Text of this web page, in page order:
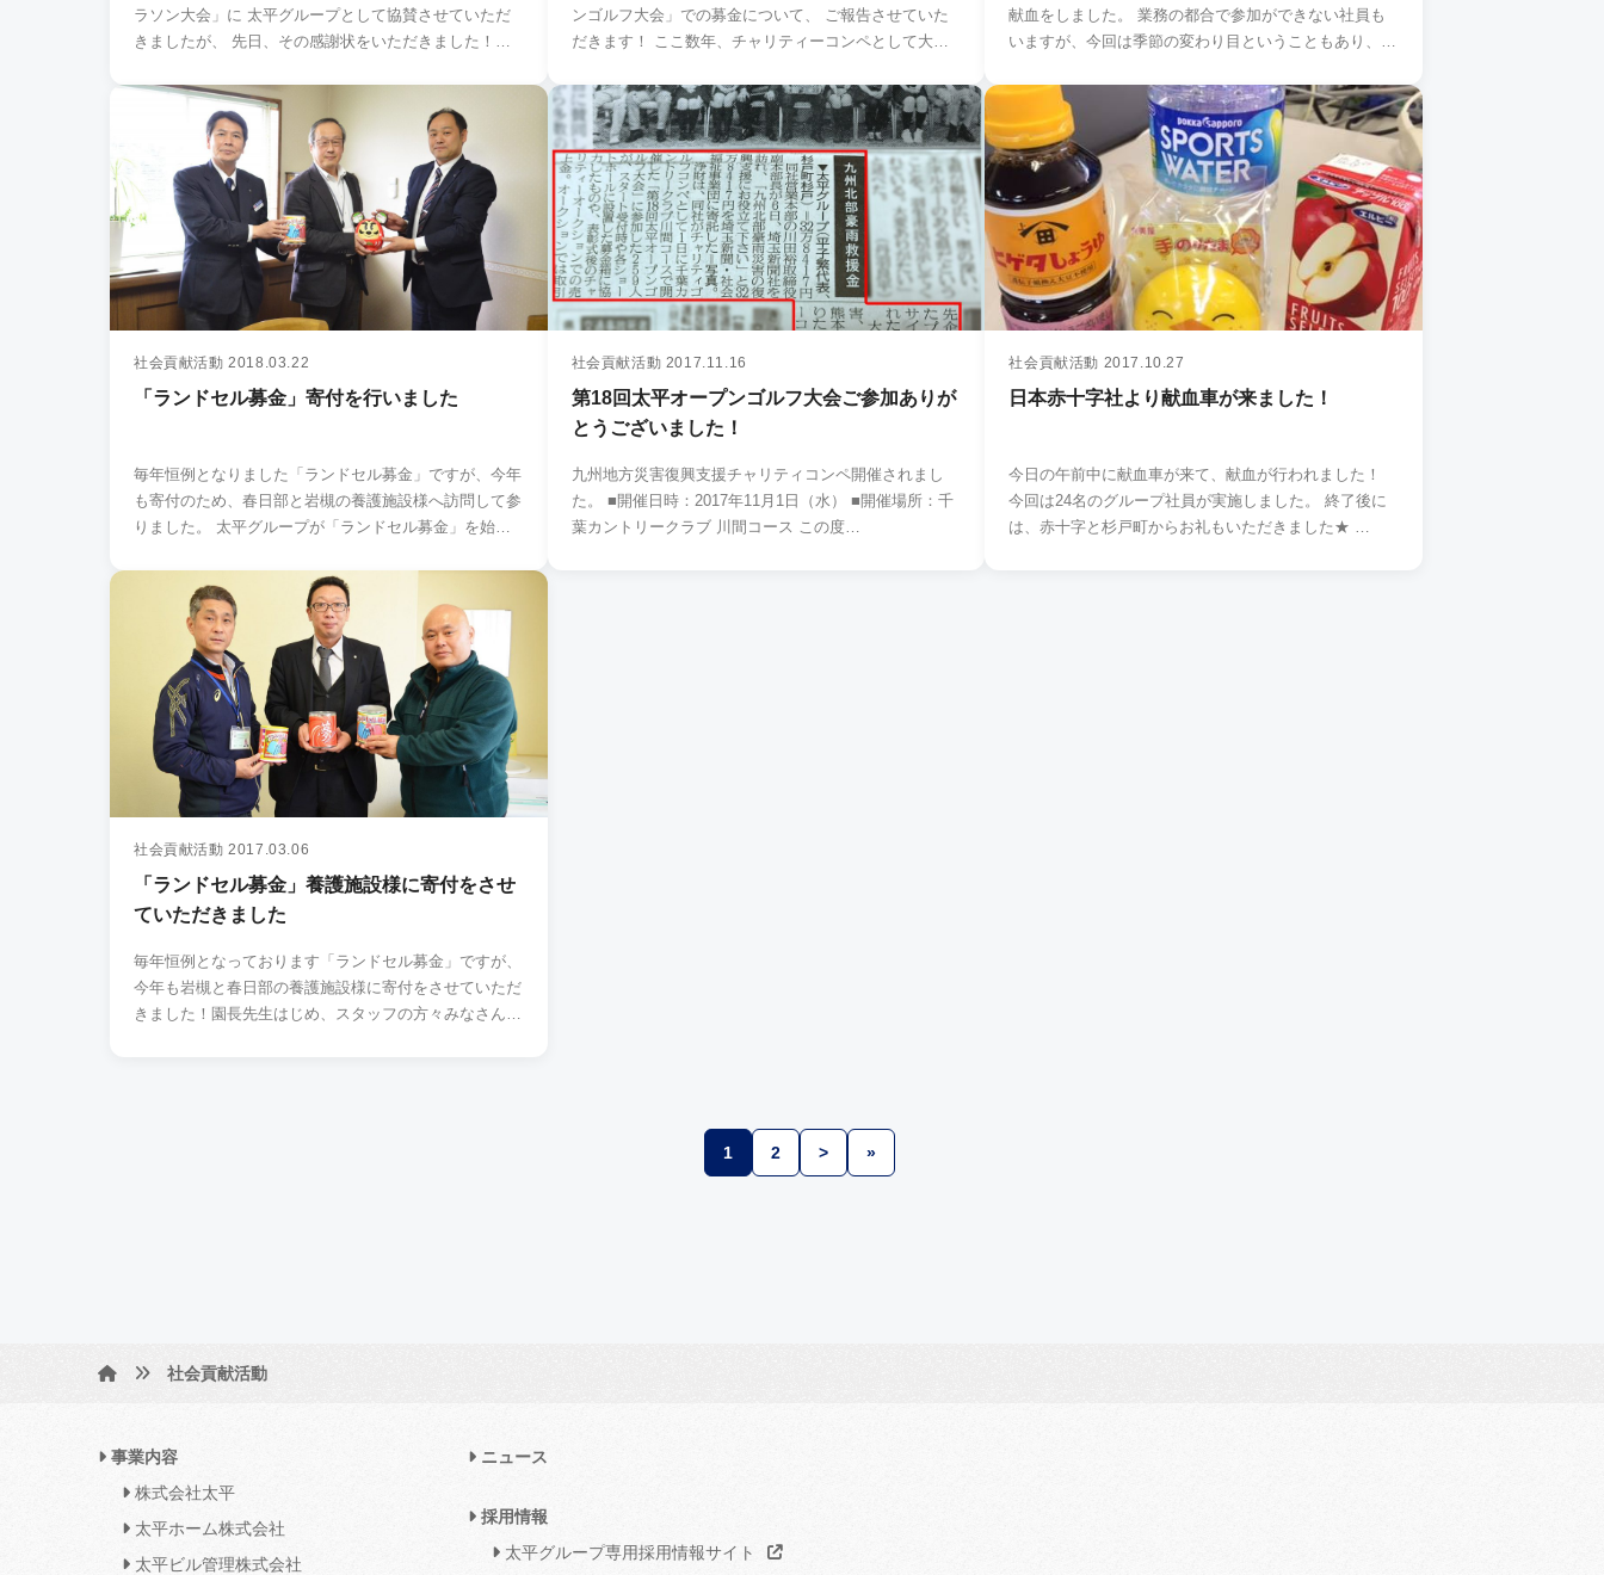
ラソン大会」に 太平グループとして協賛させていただ
きましたが、 先日、その感謝状をいただきました！…
ンゴルフ大会」での募金について、 ご報告させていた
だきます！ ここ数年、チャリティーコンペとして大…
献血をしました。 業務の都合で参加ができない社員も
いますが、今回は季節の変わり目ということもあり、
社会貢献活動 2018.03.22
「ランドセル募金」寄付を行いました
毎年恒例となりました「ランドセル募金」ですが、今年
も寄付のため、春日部と岩槻の養護施設様へ訪問して参
りました。 太平グループが「ランドセル募金」を始め
社会貢献活動 2017.11.16
第18回太平オープンゴルフ大会ご参加ありが
とうございました！
九州地方災害復興支援チャリティコンペ開催されまし
た。 ■開催日時：2017年11月1日（水） ■開催場所：千
葉カントリークラブ 川間コース この度…
社会貢献活動 2017.10.27
日本赤十字社より献血車が来ました！
今日の午前中に献血車が来て、献血が行われました！
今回は24名のグループ社員が実施しました。 終了後に
は、赤十字と杉戸町からお礼もいただきました★ …
社会貢献活動 2017.03.06
「ランドセル募金」養護施設様に寄付をさせ
ていただきました
毎年恒例となっております「ランドセル募金」ですが、
今年も岩槻と春日部の養護施設様に寄付をさせていただ
きました！園長先生はじめ、スタッフの方々みなさんか
1 2 > »
社会貢献活動
事業内容
株式会社太平
太平ホーム株式会社
太平ビル管理株式会社
ニュース
採用情報
太平グループ専用採用情報サイト